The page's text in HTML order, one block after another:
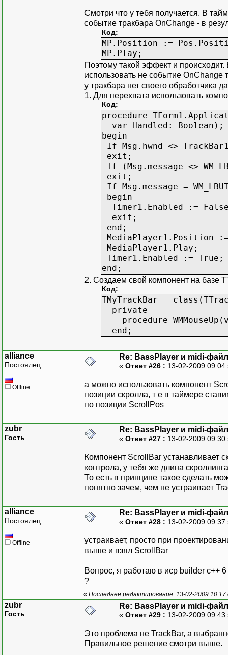
Смотри что у тебя получается. В
событие тракбара OnChange - в
Код:
MP.Position :=
MP.Play;
Поэтому такой эффект и
использовать не событие
у тракбара нет своего обработчика
1. Для перехвата использовать
Код:
procedure
var Handled: Boolean);
begin
If Msg.hwnd <>
exit;
If (Msg.message <>
exit;
If Msg.message =
begin
Timer1.Enabled :=
exit;
end;
MediaPlayer1.Position
MediaPlayer1.Play;
Timer1.Enabled := True;
end;
2. Создаем свой компонент на базе
Код:
TMyTrackBar =
private
procedure
end;
alliance
Постоялец
Offline
Re: BassPlayer и midi-
« Ответ #26 : 13-02-2009
а можно использовать компонент
позиции скролла, т е в таймере
по позиции ScrollPos
zubr
Гость
Re: BassPlayer и midi-
« Ответ #27 : 13-02-2009
Компонент ScrollBar устанавливает
контрола, у тебя же длина
То есть в принципе такое сделать
понятно зачем, чем не устраивает
alliance
Постоялец
Offline
Re: BassPlayer и midi-
« Ответ #28 : 13-02-2009
устраивает, просто при
выше и взял ScrollBar
Вопрос, я работаю в иср builder c++
?
« Последнее редактирование: 13-02-2009
zubr
Гость
Re: BassPlayer и midi-
« Ответ #29 : 13-02-2009
Это проблема не TrackBar, а
Правильное решение смотри выше.